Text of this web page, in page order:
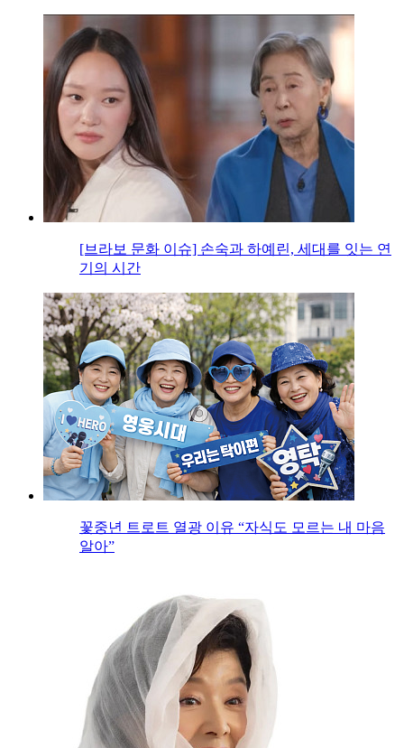
[브라보 문화 이슈] 손숙과 하예린, 세대를 잇는 연
기의 시간
꽃중년 트로트 열광 이유 “자식도 모르는 내 마음
알아”